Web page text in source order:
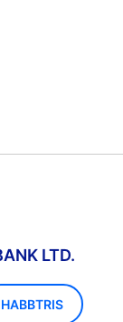
LTD.
HABBTRIS